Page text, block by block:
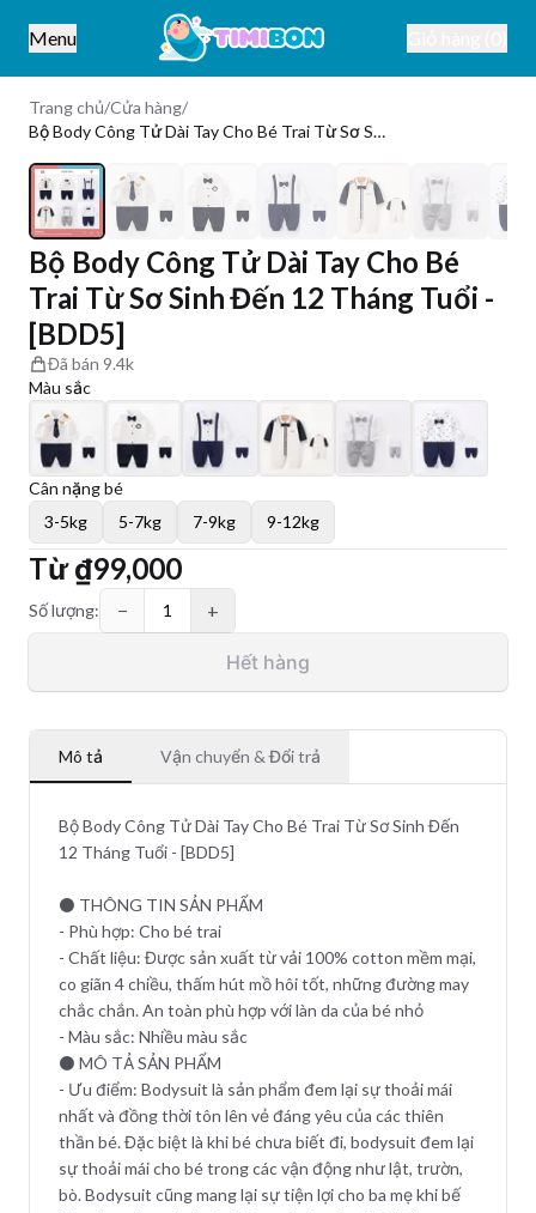
Menu
Trang chủ/Cửa hàng/
Bộ Body Công Tử Dài Tay Cho Bé Trai Từ Sơ Sinh Đến 12 Tháng Tuổi - [BDD5]
Bộ Body Công Tử Dài Tay Cho Bé
Trai Từ Sơ Sinh Đến 12 Tháng Tuổi -
[BDD5]
Đã bán 9.4k
Màu sắc
Cân nặng bé
3-5kg
5-7kg 7-9kg 9-12kg
Từ₫99,000
Số lượng: − 1 +
Hết hàng
Mô tả Vận chuyển & Đổi trả
Bộ Body Công Tử Dài Tay Cho Bé Trai Từ Sơ Sinh Đến
12 Tháng Tuổi - [BDD5]
⚫ THÔNG TIN SẢN PHẨM
- Phù hợp: Cho bé trai
- Chất liệu: Được sản xuất từ vải 100% cotton mềm mại,
co giãn 4 chiều, thấm hút mồ hôi tốt, những đường may
chắc chắn. An toàn phù hợp với làn da của bé nhỏ
- Màu sắc: Nhiều màu sắc
⚫ MÔ TẢ SẢN PHẨM
- Ưu điểm: Bodysuit là sản phẩm đem lại sự thoải mái
nhất và đồng thời tôn lên vẻ đáng yêu của các thiên
thần bé. Đặc biệt là khi bé chưa biết đi, bodysuit đem lại
sự thoải mái cho bé trong các vận động như lật, trườn,
bò. Bodysuit cũng mang lại sự tiện lợi cho ba mẹ khi bế